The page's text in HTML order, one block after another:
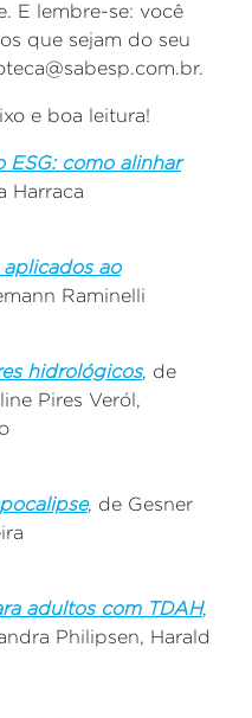
E lembre-se: você
que sejam do seu
e boa leitura!
como alinhar
Harraca
ao
Raminelli
hidrológicos, de
Pires Veról,
, de Gesner
adultos com TDAH,
Philipsen, Harald